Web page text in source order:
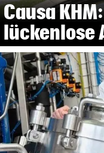
Causa
lückenlose